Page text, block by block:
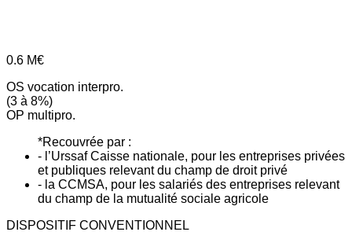
0.6 M€
OS vocation interpro.
(3 à 8%)
OP multipro.
*Recouvrée par :
- l’Urssaf Caisse nationale, pour les entreprises privées
et publiques relevant du champ de droit privé
- la CCMSA, pour les salariés des entreprises relevant
du champ de la mutualité sociale agricole
DISPOSITIF CONVENTIONNEL